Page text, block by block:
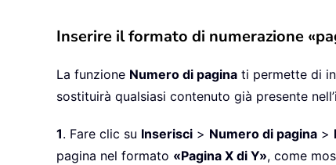
Inserire il formato di numerazione
La funzione Numero di pagina ti permette di
sostituirà qualsiasi contenuto già presente
1. Fare clic su Inserisci > Numero di pagina >
pagina nel formato «Pagina X di Y», come